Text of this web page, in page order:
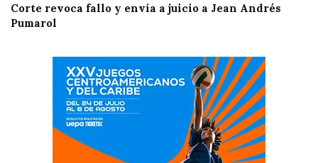
Corte revoca fallo y envía a juicio a Jean Andrés
Pumarol